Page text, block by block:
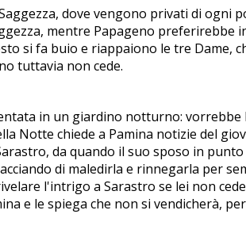
dove vengono privati di ogni
mentre Papageno preferirebbe
si fa buio e riappaiono le tre Dame,
tuttavia non cede.
in un giardino notturno:
Notte chiede a Pamina notizie del
da quando il suo sposo in
di maledirla e rinnegarla per
l'intrigo a Sarastro se lei non
e le spiega che non si vendicherà,